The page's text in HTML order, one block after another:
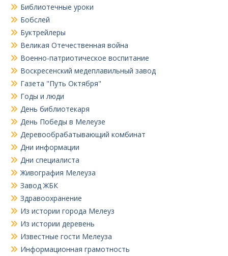
Библиотечные уроки
Бобслей
Буктрейлеры
Великая Отечественная война
Военно-патриотическое воспитание
Воскресенский медеплавильный завод
Газета "Путь Октября"
Годы и люди
День библиотекаря
День Победы в Мелеузе
Деревообрабатывающий комбинат
Дни информации
Дни специалиста
Живография Мелеуза
Завод ЖБК
Здравоохранение
Из истории города Мелеуз
Из истории деревень
Известные гости Мелеуза
Информационная грамотность